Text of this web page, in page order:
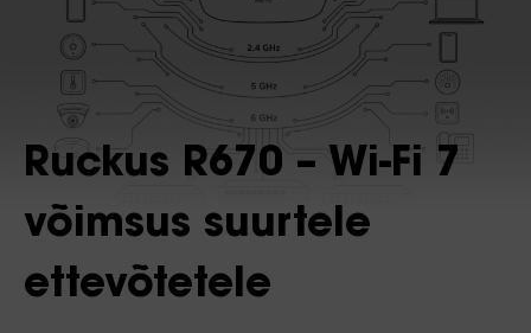
Ruckus R670 – Wi-Fi 7
võimsus suurtele
ettevõtetele